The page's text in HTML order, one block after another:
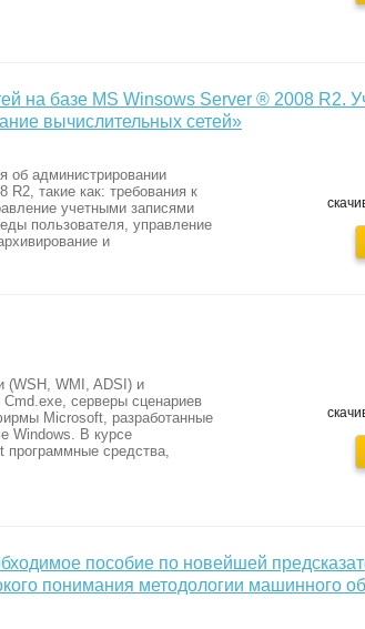
на базе MS Winsows Server ® 2008 R2.
вычислительных сетей»
об администрировании
такие как: требования к
учетными записями
пользователя, управление
и
(WSH, WMI, ADSI) и
серверы сценариев
Microsoft, разработанные
Windows. В курсе
программные средства,
пособие по новейшей
понимания методологии машинного